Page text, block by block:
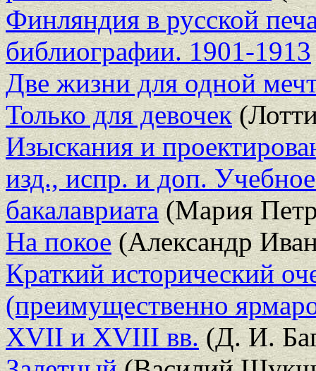
Финляндия в русской
библиографии. 1901-1913
Две жизни для одной
Только для девочек
Изыскания и
изд., испр. и доп.
бакалавриата(Мария
На покое(Александр
Краткий исторический
(преимущественно
XVII и XVIII вв.(Д. И.